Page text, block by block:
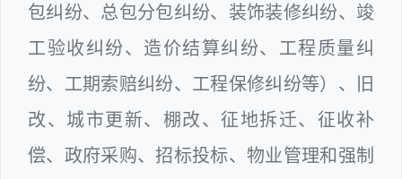
包纠纷、总包分包纠纷、装饰装修纠纷、竣
工验收纠纷、造价结算纠纷、工程质量纠
纷、工期索赔纠纷、工程保修纠纷等）、旧
改、城市更新、棚改、征地拆迁、征收补
偿、政府采购、招标投标、物业管理和强制